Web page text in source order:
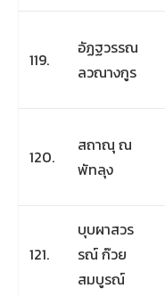
119.
อัฏฐวรรณ
ลวณางกูร
120.
สถาณุ ณ
พัทลุง
121.
บุบผาสวร
รณ์ ก๊วย
สมบูรณ์